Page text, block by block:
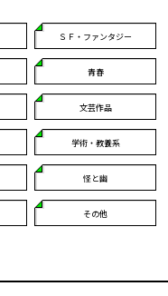
ＳＦ・ファンタジー
青春
文芸作品
学術・教養系
怪と幽
その他